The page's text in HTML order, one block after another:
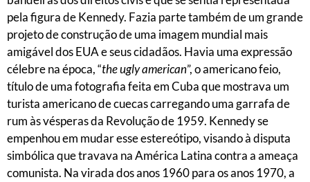
pela figura de Kennedy. Fazia parte também de um grande
projeto de construção de uma imagem mundial mais
amigável dos EUA e seus cidadãos. Havia uma expressão
célebre na época, “the ugly american”, o americano feio,
título de uma fotografia feita em Cuba que mostrava um
turista americano de cuecas carregando uma garrafa de
rum às vésperas da Revolução de 1959. Kennedy se
empenhou em mudar esse estereótipo, visando à disputa
simbólica que travava na América Latina contra a ameaça
comunista. Na virada dos anos 1960 para os anos 1970, a